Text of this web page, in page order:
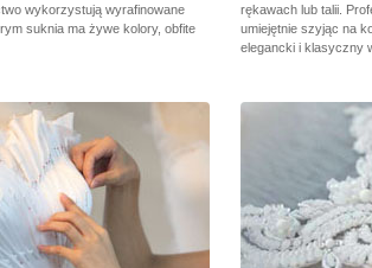
wykorzystują wyrafinowane
suknia ma żywe kolory, obfite
rękawach lub talii.
umiejętnie szyjąc na
elegancki i klasyczny